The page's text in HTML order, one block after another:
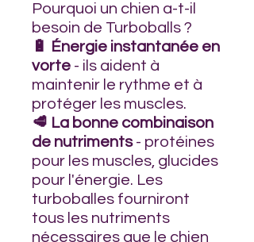
Pourquoi un chien a-t-il
besoin de Turboballs ?
🔋 Énergie instantanée en
vorte - ils aident à
maintenir le rythme et à
protéger les muscles.
🥩 La bonne combinaison
de nutriments - protéines
pour les muscles, glucides
pour l'énergie. Les
turboballes fourniront
tous les nutriments
nécessaires que le chien